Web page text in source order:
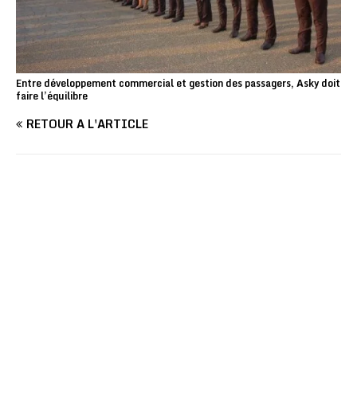
Entre développement commercial et gestion des passagers, Asky doit
faire l’équilibre
RETOUR À L'ARTICLE